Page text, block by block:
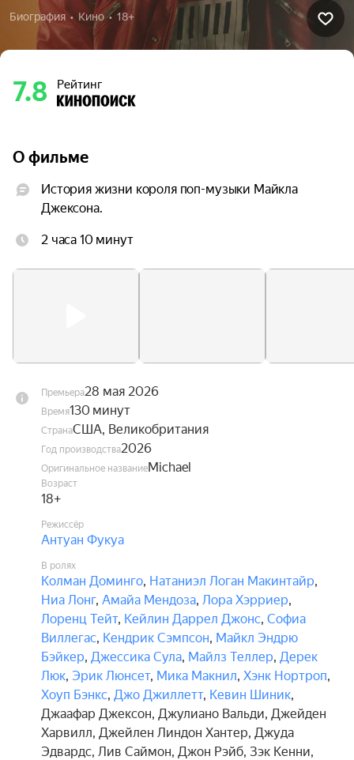
Биография  •  Кино  •  18+
7.8 Рейтинг
О фильме
История жизни короля поп-музыки Майкла
Джексона.
2 часа 10 минут
Премьера28 мая 2026
Время130 минут
СтранаСША, Великобритания
Год производства2026
Оригинальное названиеMichael
Возраст
18+
Режиссёр
Антуан Фукуа
В ролях
Колман Доминго, Натаниэл Логан Макинтайр,
Ниа Лонг, Амайа Мендоза, Лора Хэрриер,
Лоренц Тейт, Кейлин Даррел Джонс, Софиа
Виллегас, Кендрик Сэмпсон, Майкл Эндрю
Бэйкер, Джессика Сула, Майлз Теллер, Дерек
Люк, Эрик Люнсет, Мика Макнил, Хэнк Нортроп,
Хоуп Бэнкс, Джо Джиллетт, Кевин Шиник,
Джаафар Джексон, Джулиано Вальди, Джейден
Харвилл, Джейлен Линдон Хантер, Джуда
Эдвардс, Лив Саймон, Джон Рэйб, Зэк Кенни,